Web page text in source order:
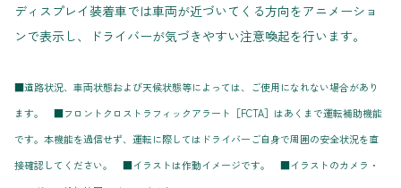
ディスプレイ装着車では車両が近づいてくる方向をアニメーショ
ンで表示し、ドライバーが気づきやすい注意喚起を行います。
■道路状況、車両状態および天候状態等によっては、ご使用になれない場合があり
ます。 ■フロントクロストラフィックアラート［FCTA］はあくまで運転補助機能
です。本機能を過信せず、運転に際してはドライバーご自身で周囲の安全状況を直
接確認してください。 ■イラストは作動イメージです。 ■イラストのカメラ・